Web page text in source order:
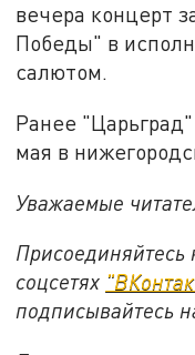
вечера концерт
Победы" в
салютом.
Ранее
мая в
Уважаемые
соцсетях
подписывайтесь